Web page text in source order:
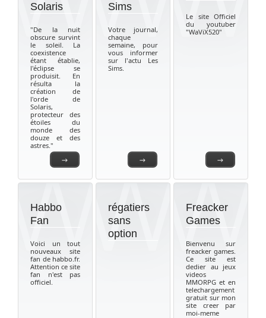
→
Solaris
"De la nuit
obscure survint
le soleil. La
coexistence
étant établie,
l'éclipse se
produisit. En
résulta la
création de
l'orde de
Solaris,
protecteur des
étoiles du
monde des
douze et des
astres."
→
Sims
Votre journal,
chaque
semaine, pour
vous informer
sur l'actu Les
Sims.
→
Le site Officiel
du youtuber
"WaViX520"
Habbo
Fan
Voici un tout
nouveaux site
fan de habbo.fr.
Attention ce site
fan n'est pas
officiel.
régatiers
sans
option
Freacker
Games
Bienvenu sur
freacker games.
Ce site est
dedier au jeux
videos
MMORPG et en
telechargement
gratuit sur mon
site creer par
moi-meme